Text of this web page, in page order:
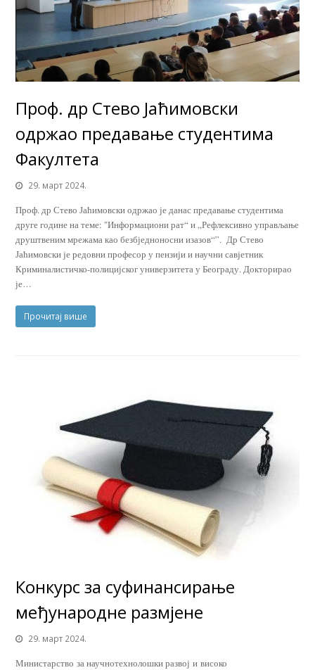
Проф. др Стево Јаћимовски
одржао предавање студентима
Факултета
29. март 2024.
Проф. др Стево Јаћимовски одржао је данас предавање студентима
друге године на теме: "Информациони рат“ и „Рефлексивно управљање
друштвеним мрежама као безбједноносни изазов“”. Др Стево
Јаћимовски је редовни професор у пензији и научни савјетник
Криминалистичко-полицијског универзитета у Београду. Докторирао
је…
Прочитај више
Конкурс за суфинансирање
међународне размјене
29. март 2024.
Министарство за научнотехнолошки развој и високо